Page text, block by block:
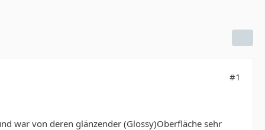
#1
war von deren glänzender (Glossy)Oberfläche sehr